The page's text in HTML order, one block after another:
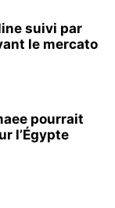
suivi par
le mercato
pourrait
l’Égypte